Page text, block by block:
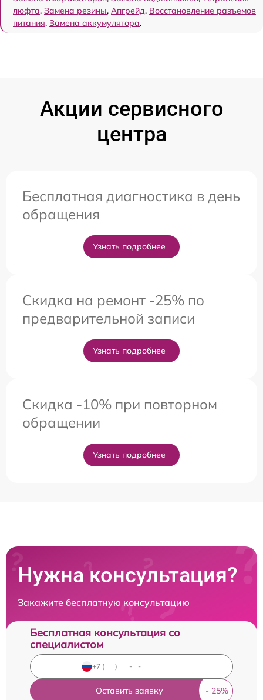
люфта, Замена резины, Апгрейд, Восстановление разъемов
питания, Замена аккумулятора.
Акции сервисного
центра
Бесплатная диагностика в день
обращения
Узнать подробнее
Скидка на ремонт -25% по
предварительной записи
Узнать подробнее
Скидка -10% при повторном
обращении
Узнать подробнее
Нужна консультация?
Закажите бесплатную консультацию
Бесплатная консультация со
специалистом
Оставить заявку